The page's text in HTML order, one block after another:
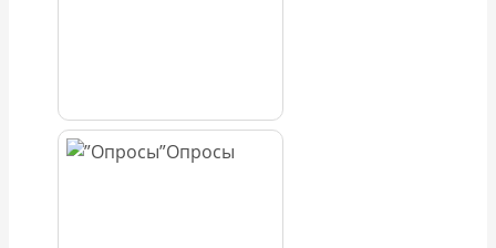
Опросы